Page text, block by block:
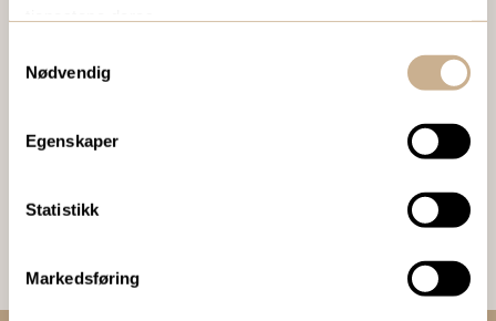
Nødvendig
Egenskaper
Statistikk
Markedsføring
To ganger i året sender vi ut vårt gratis kundemagasin
og mikroskopi.
Bestill Ortomedia